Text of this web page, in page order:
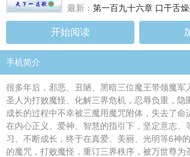
最新： 第一百九十六章 口干舌
开始阅读
手机简介
很多年后，邪恶、丑陋、黑暗三位魔王带领魔军
圣人为打败魔怪、化解三界危机，忍辱负重，隐
成长的过程中不幸被三魔用魔咒附体，失去了命
在内心正义、爱神、智慧的指引下，坚定意志、
习、不断成长，终于在真爱、美丽、光明等6神
的魔咒，打败魔怪，重订三界秩序，被万世尊为